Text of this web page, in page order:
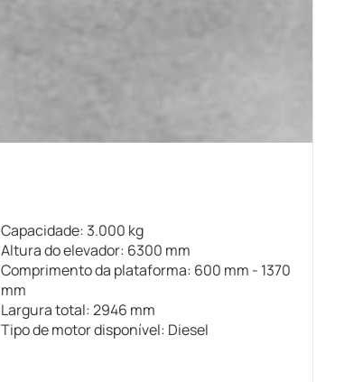
Capacidade: 3.000 kg
Altura do elevador: 6300 mm
Comprimento da plataforma: 600 mm - 1370
mm
Largura total: 2946 mm
Tipo de motor disponível: Diesel